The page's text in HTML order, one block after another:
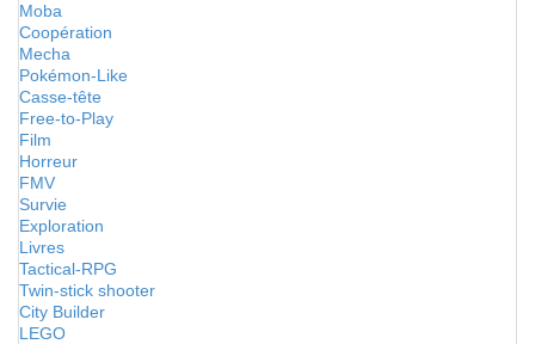
Moba
Coopération
Mecha
Pokémon-Like
Casse-tête
Free-to-Play
Film
Horreur
FMV
Survie
Exploration
Livres
Tactical-RPG
Twin-stick shooter
City Builder
LEGO